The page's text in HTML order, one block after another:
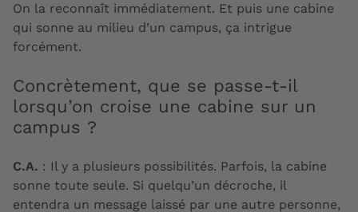
On la reconnaît immédiatement. Et puis une cabine
qui sonne au milieu d’un campus, ça intrigue
forcément.
Concrètement, que se passe-t-il
lorsqu’on croise une cabine sur un
campus ?
C.A. : Il y a plusieurs possibilités. Parfois, la cabine
sonne toute seule. Si quelqu’un décroche, il
entendra un message laissé par une autre personne,